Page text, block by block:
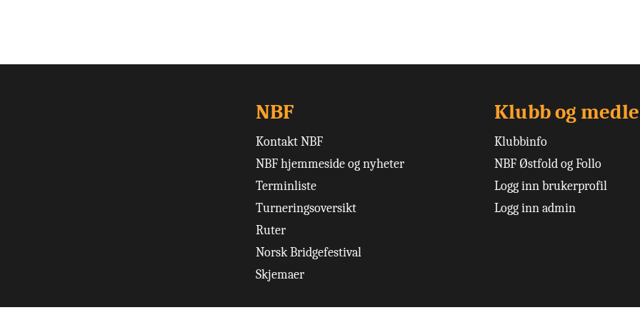
NBF
Kontakt NBF
NBF hjemmeside og nyheter
Terminliste
Turneringsoversikt
Ruter
Norsk Bridgefestival
Skjemaer
Klubb og
Klubbinfo
NBF Østfold og Follo
Logg inn brukerprofil
Logg inn admin